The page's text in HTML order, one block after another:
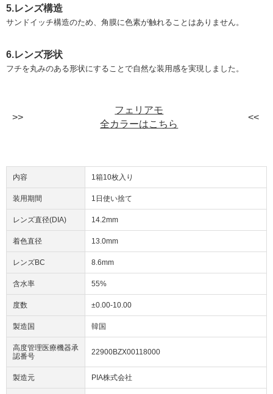
5.レンズ構造
サンドイッチ構造のため、角膜に色素が触れることはありません。
6.レンズ形状
フチを丸みのある形状にすることで自然な装用感を実現しました。
フェリアモ
全カラーはこちら
内容 1箱10枚入り
装用期間 1日使い捨て
レンズ直径(DIA) 14.2mm
着色直径 13.0mm
レンズBC 8.6mm
含水率 55%
度数 ±0.00-10.00
製造国 韓国
高度管理医療機器承
認番号
22900BZX00118000
製造元 PIA株式会社